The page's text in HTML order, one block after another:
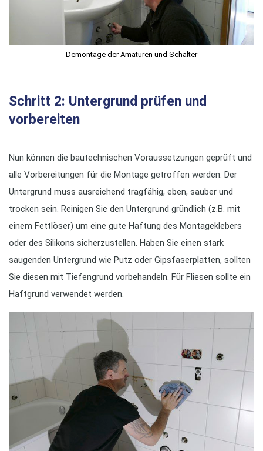
Demontage der Amaturen und Schalter
Schritt 2: Untergrund prüfen und
vorbereiten
Nun können die bautechnischen Voraussetzungen geprüft und
alle Vorbereitungen für die Montage getroffen werden. Der
Untergrund muss ausreichend tragfähig, eben, sauber und
trocken sein. Reinigen Sie den Untergrund gründlich (z.B. mit
einem Fettlöser) um eine gute Haftung des Montageklebers
oder des Silikons sicherzustellen. Haben Sie einen stark
saugenden Untergrund wie Putz oder Gipsfaserplatten, sollten
Sie diesen mit Tiefengrund vorbehandeln. Für Fliesen sollte ein
Haftgrund verwendet werden.